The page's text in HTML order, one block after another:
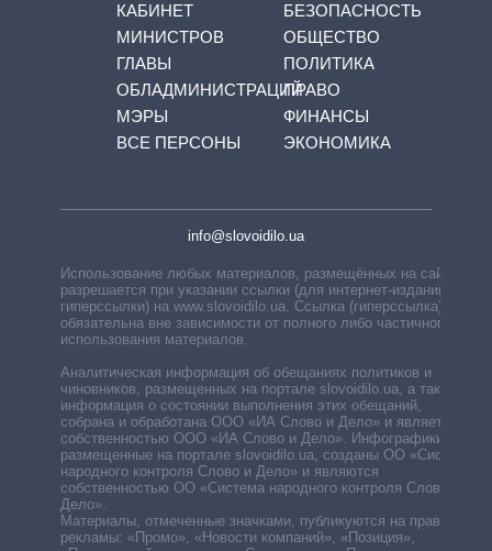
КАБИНЕТ
МИНИСТРОВ
ГЛАВЫ
ОБЛАДМИНИСТРАЦИЙ
МЭРЫ
ВСЕ ПЕРСОНЫ
БЕЗОПАСНОСТЬ
ОБЩЕСТВО
ПОЛИТИКА
ПРАВО
ФИНАНСЫ
ЭКОНОМИКА
info@slovoidilo.ua
Использование любых материалов, размещённых на сайте,
разрешается при указании ссылки (для интернет-изданий —
гиперссылки) на www.slovoidilo.ua. Ссылка (гиперссылка)
обязательна вне зависимости от полного либо частичного
использования материалов.
Аналитическая информация об обещаниях политиков и
чиновников, размещенных на портале slovoidilo.ua, а также
информация о состоянии выполнения этих обещаний,
собрана и обработана ООО «ИА Слово и Дело» и является
собственностью ООО «ИА Слово и Дело». Инфографики,
размещенные на портале slovoidilo.ua, созданы ОО «Система
народного контроля Слово и Дело» и являются
собственностью ОО «Система народного контроля Слово и
Дело».
Материалы, отмеченные значками, публикуются на правах
рекламы: «Промо», «Новости компаний», «Позиция»,